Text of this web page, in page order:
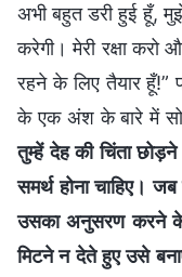
अभी बहुत डरी हुई हूँ,
करेगी। मेरी रक्षा
रहने के लिए तैयार हूँ!”
के एक अंश के बारे में
तुम्हें देह की चिंता
समर्थ होना चाहिए।
उसका अनुसरण करने के
मिटने न देते हुए उसे